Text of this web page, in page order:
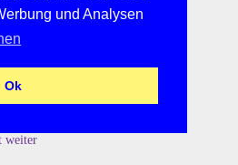
und Analysen
Ok
weiter